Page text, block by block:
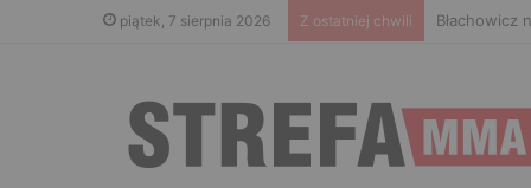
piątek, 7 sierpnia 2026 Z ostatniej chwili Błachowicz